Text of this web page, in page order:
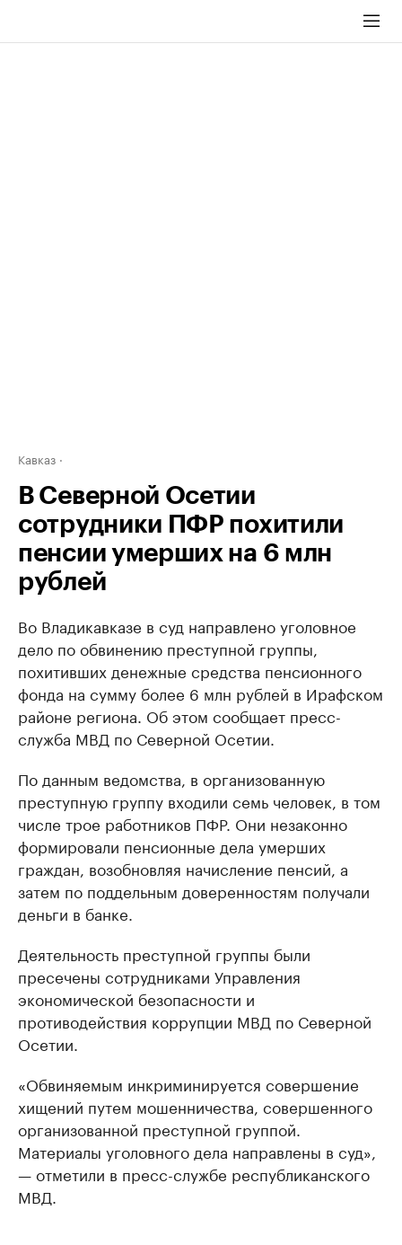
Кавказ
В Северной Осетии
сотрудники ПФР похитили
пенсии умерших на 6 млн
рублей
Во Владикавказе в суд направлено уголовное
дело по обвинению преступной группы,
похитивших денежные средства пенсионного
фонда на сумму более 6 млн рублей в Ирафском
районе региона. Об этом сообщает пресс-
служба МВД по Северной Осетии.
По данным ведомства, в организованную
преступную группу входили семь человек, в том
числе трое работников ПФР. Они незаконно
формировали пенсионные дела умерших
граждан, возобновляя начисление пенсий, а
затем по поддельным доверенностям получали
деньги в банке.
Деятельность преступной группы были
пресечены сотрудниками Управления
экономической безопасности и
противодействия коррупции МВД по Северной
Осетии.
«Обвиняемым инкриминируется совершение
хищений путем мошенничества, совершенного
организованной преступной группой.
Материалы уголовного дела направлены в суд»,
— отметили в пресс-службе республиканского
МВД.